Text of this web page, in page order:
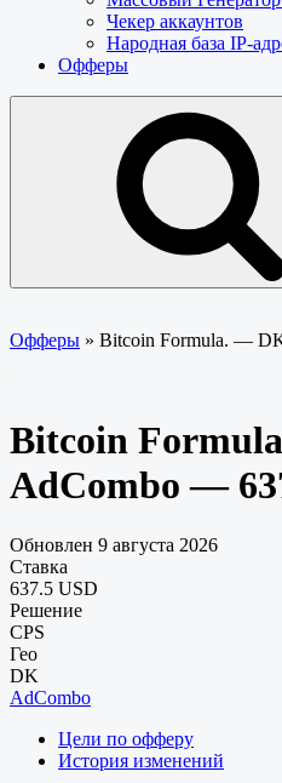
Чекер аккаунтов
Народная база IP-
Офферы
Офферы » Bitcoin Formula. —
Bitcoin
AdCombo —
Обновлен 9 августа 2026
Ставка
637.5 USD
Решение
CPS
Гео
DK
AdCombo
Цели по офферу
История изменений